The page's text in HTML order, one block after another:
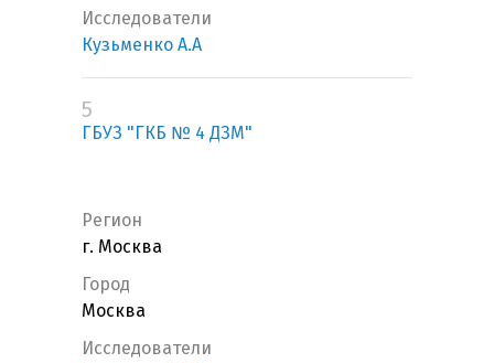
Исследователи
Кузьменко А.А
5
ГБУЗ "ГКБ № 4 ДЗМ"
Регион
г. Москва
Город
Москва
Исследователи